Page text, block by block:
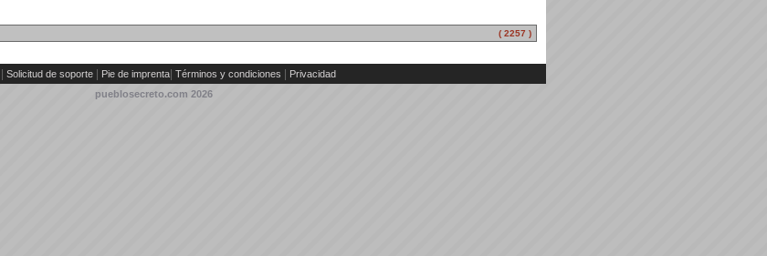
( 2257 )
Solicitud de soporte Pie de imprenta| Términos y condiciones
Privacidad
pueblosecreto.com 2026